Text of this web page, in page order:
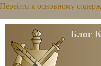
Перейти к основному
Блог